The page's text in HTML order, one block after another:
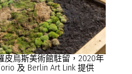
皮烏斯美術館駐留 ， 2020年
及 Berlin Art Link 提供